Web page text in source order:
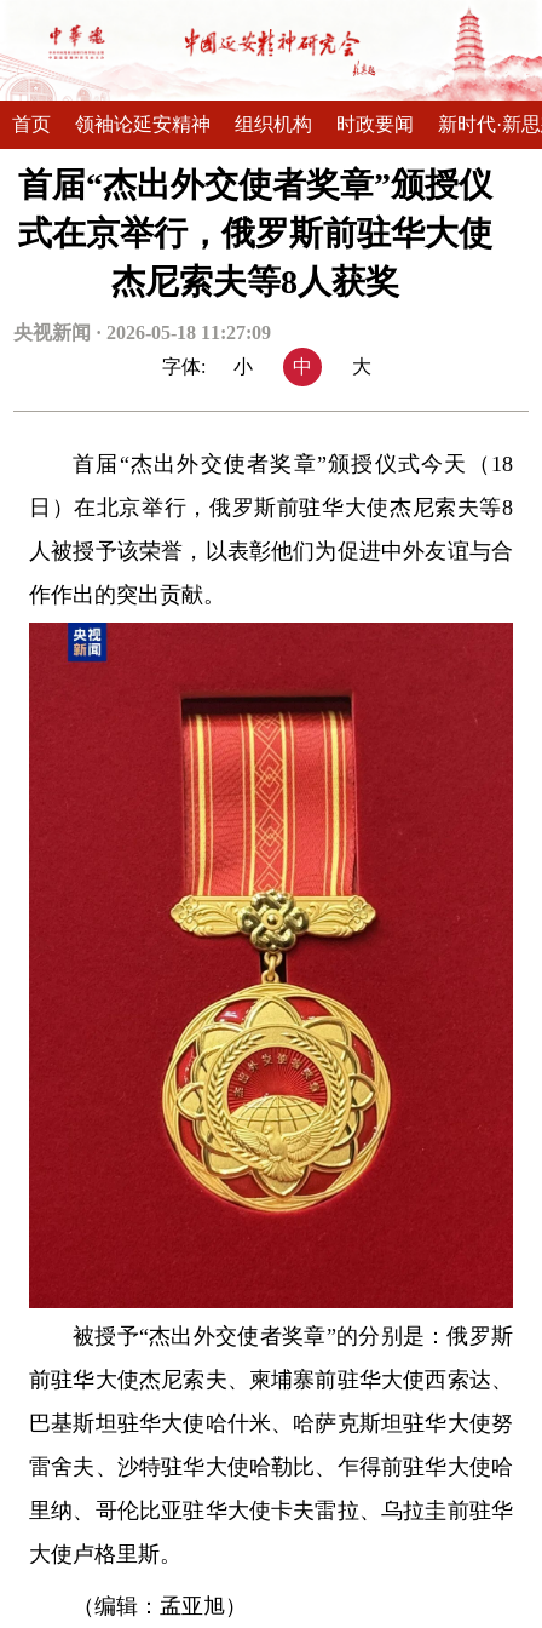
首页 领袖论延安精神 组织机构 时政要闻 新时代·新
首届“杰出外交使者奖章”颁授仪
式在京举行，俄罗斯前驻华大使
杰尼索夫等8人获奖
央视新闻 · 2026-05-18 11:27:09
字体:
小 中 大
首届“杰出外交使者奖章”颁授仪式今天（18
日）在北京举行，俄罗斯前驻华大使杰尼索夫等8
人被授予该荣誉，以表彰他们为促进中外友谊与合
作作出的突出贡献。
被授予“杰出外交使者奖章”的分别是：俄罗斯
前驻华大使杰尼索夫、柬埔寨前驻华大使西索达、
巴基斯坦驻华大使哈什米、哈萨克斯坦驻华大使努
雷舍夫、沙特驻华大使哈勒比、乍得前驻华大使哈
里纳、哥伦比亚驻华大使卡夫雷拉、乌拉圭前驻华
大使卢格里斯。
（编辑：孟亚旭）